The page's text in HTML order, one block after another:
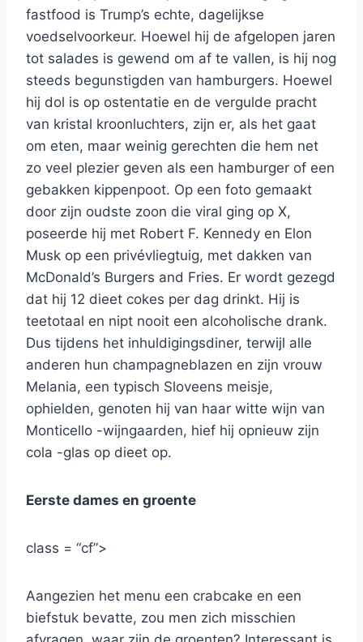
fastfood is Trump’s echte, dagelijkse
voedselvoorkeur. Hoewel hij de afgelopen jaren
tot salades is gewend om af te vallen, is hij nog
steeds begunstigden van hamburgers. Hoewel
hij dol is op ostentatie en de vergulde pracht
van kristal kroonluchters, zijn er, als het gaat
om eten, maar weinig gerechten die hem net
zo veel plezier geven als een hamburger of een
gebakken kippenpoot. Op een foto gemaakt
door zijn oudste zoon die viral ging op X,
poseerde hij met Robert F. Kennedy en Elon
Musk op een privévliegtuig, met dakken van
McDonald’s Burgers and Fries. Er wordt gezegd
dat hij 12 dieet cokes per dag drinkt. Hij is
teetotaal en nipt nooit een alcoholische drank.
Dus tijdens het inhuldigingsdiner, terwijl alle
anderen hun champagneblazen en zijn vrouw
Melania, een typisch Sloveens meisje,
ophielden, genoten hij van haar witte wijn van
Monticello -wijngaarden, hief hij opnieuw zijn
cola -glas op dieet op.
Eerste dames en groente
class = “cf”>
Aangezien het menu een crabcake en een
biefstuk bevatte, zou men zich misschien